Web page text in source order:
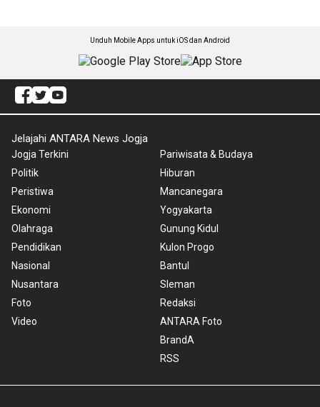
Unduh Mobile Apps untuk iOS dan Android
Jelajahi ANTARA News Jogja
Jogja Terkini
Politik
Peristiwa
Ekonomi
Olahraga
Pendidikan
Nasional
Nusantara
Foto
Video
Pariwisata & Budaya
Hiburan
Mancanegara
Yogyakarta
Gunung Kidul
Kulon Progo
Bantul
Sleman
Redaksi
ANTARA Foto
BrandA
RSS